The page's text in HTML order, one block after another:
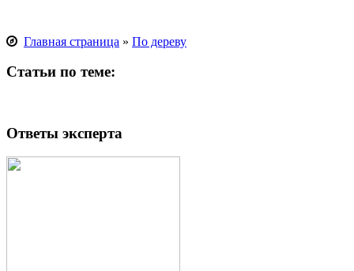
Главная страница » По дереву
Статьи по теме:
Ответы эксперта